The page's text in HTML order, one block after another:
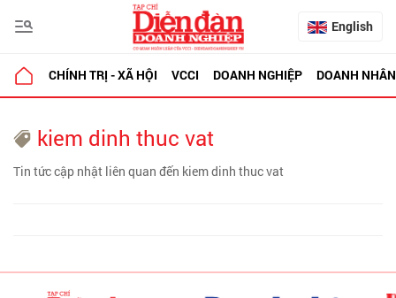
English
CHÍNH TRỊ - XÃ HỘI VCCI DOANH NGHIỆP DOANH NHÂN
kiem dinh thuc vat
Tin tức cập nhật liên quan đến kiem dinh thuc vat